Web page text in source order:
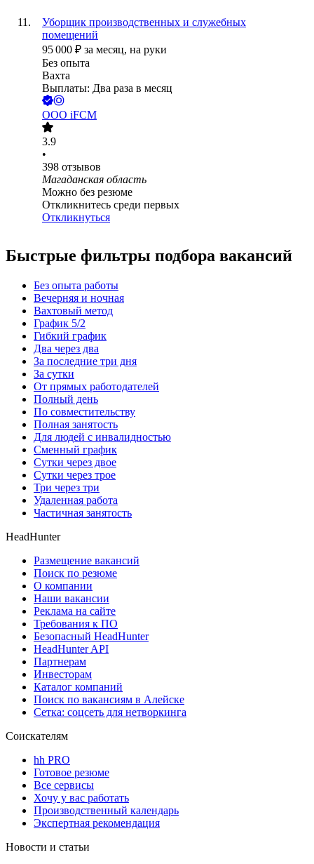
Уборщик производственных и служебных
помещений
95 000 ₽ за месяц, на руки
Без опыта
Вахта
Выплаты: Два раза в месяц
ООО iFCM
3.9
•
398 отзывов
Магаданская область
Можно без резюме
Откликнитесь среди первых
Откликнуться
Быстрые фильтры подбора вакансий
Без опыта работы
Вечерняя и ночная
Вахтовый метод
График 5/2
Гибкий график
Два через два
За последние три дня
За сутки
От прямых работодателей
Полный день
По совместительству
Полная занятость
Для людей с инвалидностью
Сменный график
Сутки через двое
Сутки через трое
Три через три
Удаленная работа
Частичная занятость
HeadHunter
Размещение вакансий
Поиск по резюме
О компании
Наши вакансии
Реклама на сайте
Требования к ПО
Безопасный HeadHunter
HeadHunter API
Партнерам
Инвесторам
Каталог компаний
Поиск по вакансиям в Алейске
Сетка: соцсеть для нетворкинга
Соискателям
hh PRO
Готовое резюме
Все сервисы
Хочу у вас работать
Производственный календарь
Экспертная рекомендация
Новости и статьи